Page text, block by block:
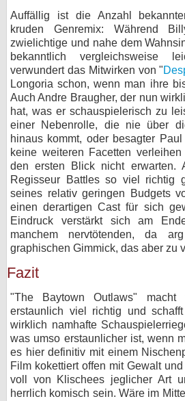
Auffällig ist die Anzahl
kruden Genremix: Während
zwielichtige und nahe dem
bekanntlich vergleichsweise
verwundert das Mitwirken von "
Longoria schon, wenn man ihre
Auch Andre Braugher, der nun
hat, was er schauspielerisch zu
einer Nebenrolle, die nie über
hinaus kommt, oder besagter
keine weiteren Facetten
den ersten Blick nicht erwarten.
Regisseur Battles so viel richtig
seines relativ geringen Budgets
einen derartigen Cast für sich
Eindruck verstärkt sich am
manchem nervtötenden, da
graphischen Gimmick, das aber zu
Fazit
"The Baytown Outlaws" macht
erstaunlich viel richtig und
wirklich namhafte
was umso erstaunlicher ist, wenn
es hier definitiv mit einem
Film kokettiert offen mit Gewalt
voll von Klischees jeglicher Art
herrlich komisch sein. Wäre im